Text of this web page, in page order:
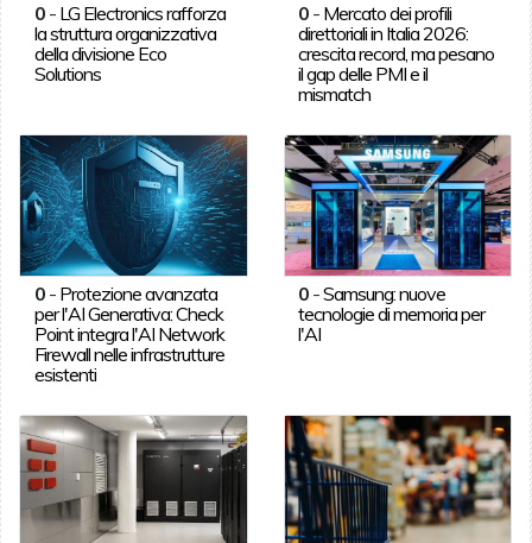
0- LG Electronics rafforza
la struttura organizzativa
della divisione Eco
Solutions
0 - Mercato dei profili
direttoriali in Italia 2026:
crescita record, ma pesano
il gap delle PMI e il
mismatch
0- Protezione avanzata
per l'AI Generativa: Check
Point integra l'AI Network
Firewall nelle infrastrutture
esistenti
0 -Samsung: nuove
tecnologie di memoria per
l'AI